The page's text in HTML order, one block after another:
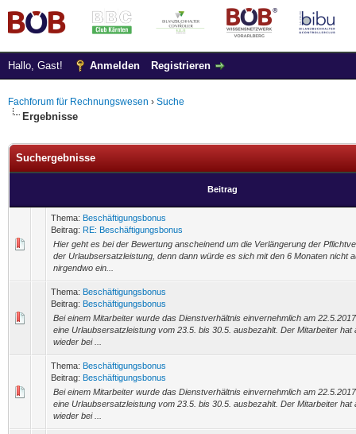
Hallo, Gast! Anmelden Registrieren
Fachforum für Rechnungswesen › Suche
Ergebnisse
Suchergebnisse
Beitrag
Thema: Beschäftigungsbonus
Beitrag: RE: Beschäftigungsbonus
Hier geht es bei der Bewertung anscheinend um die Verlängerung der
der Urlaubsersatzleistung, denn dann würde es sich mit den 6 Monaten nicht
nirgendwo ein...
Thema: Beschäftigungsbonus
Beitrag: Beschäftigungsbonus
Bei einem Mitarbeiter wurde das Dienstverhältnis einvernehmlich am
eine Urlaubsersatzleistung vom 23.5. bis 30.5. ausbezahlt. Der Mitarbeiter hat
wieder bei ...
Thema: Beschäftigungsbonus
Beitrag: Beschäftigungsbonus
Bei einem Mitarbeiter wurde das Dienstverhältnis einvernehmlich am
eine Urlaubsersatzleistung vom 23.5. bis 30.5. ausbezahlt. Der Mitarbeiter hat
wieder bei ...